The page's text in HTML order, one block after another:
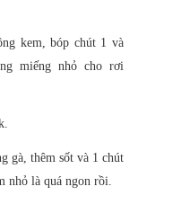
kem, bóp chút 1 và
miếng nhỏ cho rơi
gà, thêm sốt và 1 chút
nhỏ là quá ngon rồi.